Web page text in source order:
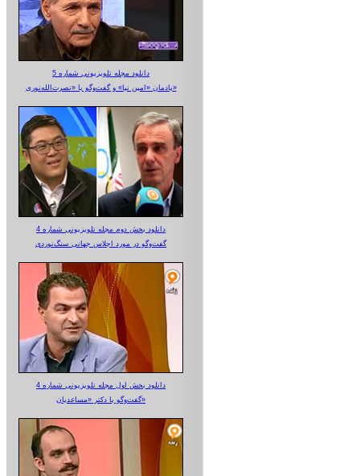
دانلود مجله تلویزیونی شماره 5
یادمان «امین نیا» و گفت‌وگو با «نصرت‌الله‌نوری»
دانلود بخش دوم مجله تلویزیونی شماره 4
گفت‌وگو در مورد اجلاس جهانی سنگ‌نوردی
دانلود بخش اول مجله تلویزیونی شماره 4
گفت‌وگو با دکتر «مساعدیان»